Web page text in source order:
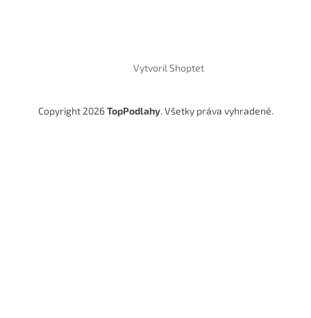
Vytvoril Shoptet
Copyright 2026TopPodlahy. Všetky práva vyhradené.